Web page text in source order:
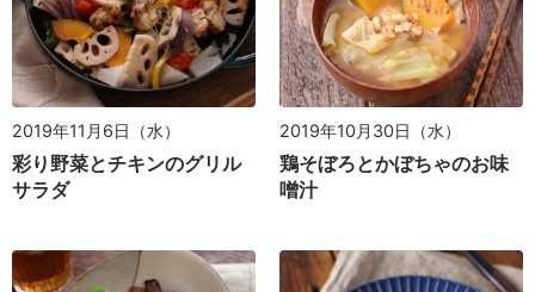
2019年11月6日（水）
彩り野菜とチキンのグリル
サラダ
2019年10月30日（水）
鶏そぼろとかぼちゃのお味
噌汁